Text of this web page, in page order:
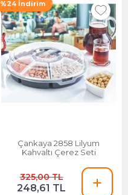
%24 İndirim
Çankaya 2858 Lilyum
Kahvaltı Çerez Seti
325,00 TL
248,61 TL